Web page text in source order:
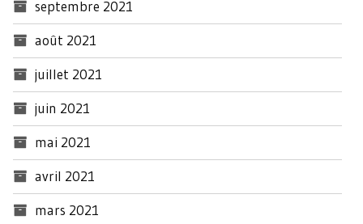
septembre 2021
août 2021
juillet 2021
juin 2021
mai 2021
avril 2021
mars 2021